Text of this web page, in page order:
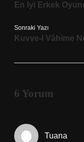
En Iyi Erkek
Sonraki Yazı
Kuvve-I Vâhime
6 Yorum
Tuana